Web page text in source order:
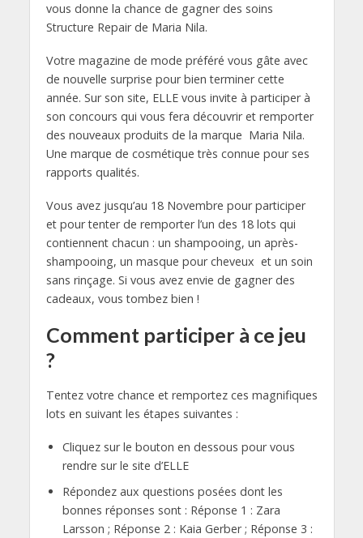
vous donne la chance de gagner des soins
Structure Repair de Maria Nila.
Votre magazine de mode préféré vous gâte avec
de nouvelle surprise pour bien terminer cette
année. Sur son site, ELLE vous invite à participer à
son concours qui vous fera découvrir et remporter
des nouveaux produits de la marque Maria Nila.
Une marque de cosmétique très connue pour ses
rapports qualités.
Vous avez jusqu’au 18 Novembre pour participer
et pour tenter de remporter l’un des 18 lots qui
contiennent chacun : un shampooing, un après-
shampooing, un masque pour cheveux et un soin
sans rinçage. Si vous avez envie de gagner des
cadeaux, vous tombez bien !
Comment participer à ce jeu
?
Tentez votre chance et remportez ces magnifiques
lots en suivant les étapes suivantes :
Cliquez sur le bouton en dessous pour vous
rendre sur le site d’ELLE
Répondez aux questions posées dont les
bonnes réponses sont : Réponse 1 : Zara
Larsson ; Réponse 2 : Kaia Gerber ; Réponse 3 :